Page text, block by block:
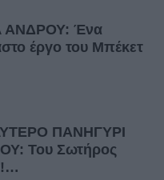
ΑΝΔΡΟΥ: Ένα
έργο του Μπέκετ
ΠΑΝΗΓΥΡΙ
Του Σωτήρος